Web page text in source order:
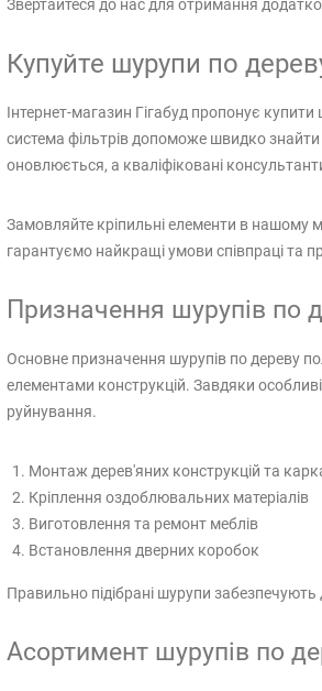
Звертайтеся до нас для отримання
Купуйте шурупи по
Інтернет-магазин Гігабуд пропонує
система фільтрів допоможе швидко
оновлюється, а кваліфіковані
Замовляйте кріпильні елементи в нашому
гарантуємо найкращі умови співпраці та
Призначення шурупів по
Основне призначення шурупів по дереву
елементами конструкцій. Завдяки
руйнування.
Монтаж дерев'яних конструкцій та
Кріплення оздоблювальних матеріалів
Виготовлення та ремонт меблів
Встановлення дверних коробок
Правильно підібрані шурупи забезпечують
Асортимент шурупів по